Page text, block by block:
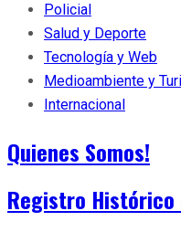
Policial
Salud y Deporte
Tecnología y Web
Medioambiente y
Internacional
Quienes Somos!
Registro Histórico